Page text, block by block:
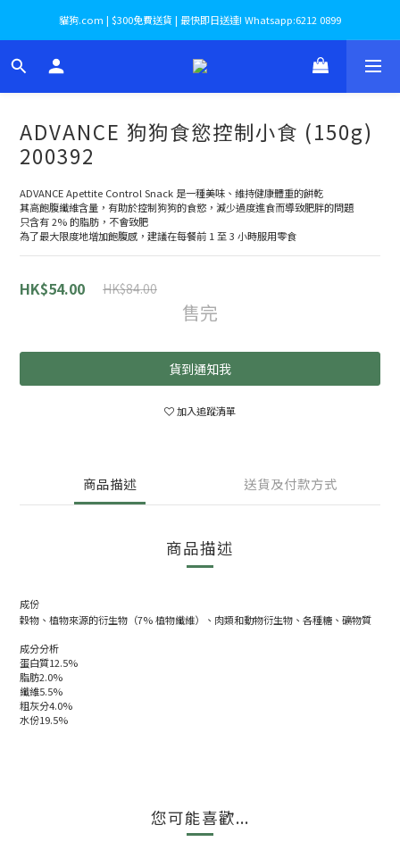
貓狗.com | $300免費送貨 | 最快即日送達! Whatsapp:6212 0899
ADVANCE 狗狗食慾控制小食 (150g)
200392
ADVANCE Apettite Control Snack 是一種美味、維持健康體重的餅乾
其高飽腹纖維含量，有助於控制狗狗的食慾，減少過度進食而導致肥胖的問題
只含有 2% 的脂肪，不會致肥
為了最大限度地增加飽腹感，建議在每餐前 1 至 3 小時服用零食
HK$54.00 HK$84.00
售完
貨到通知我
加入追蹤清單
商品描述 送貨及付款方式
商品描述
成份
穀物、植物來源的衍生物（7% 植物纖維）、肉類和動物衍生物、各種糖、礦物質
成分分析
蛋白質12.5%
脂肪2.0%
纖維5.5%
粗灰分4.0%
水份19.5%
您可能喜歡...